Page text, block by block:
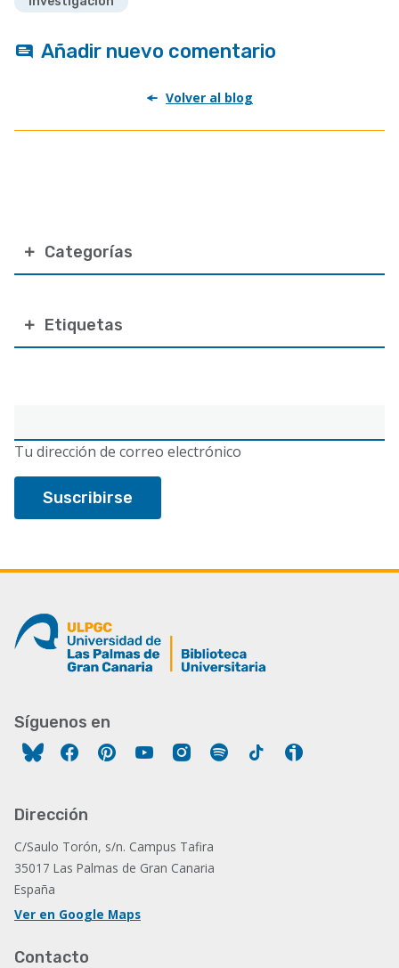
electrónico
Tu dirección de correo electrónico
Categorías
Etiquetas
Añadir nuevo comentario
Volver al blog
Síguenos en
FacebookPinterestYouTubeInstagram
Spotify Tiktok
Dirección
C/Saulo Torón, s/n. Campus Tafira
35017 Las Palmas de Gran Canaria
España
Ver en Google Maps
Contacto